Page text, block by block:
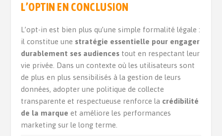
L’OPTIN EN CONCLUSION
L’opt-in est bien plus qu’une simple formalité légale :
il constitue une stratégie essentielle pour engager
durablement ses audiences tout en respectant leur
vie privée. Dans un contexte où les utilisateurs sont
de plus en plus sensibilisés à la gestion de leurs
données, adopter une politique de collecte
transparente et respectueuse renforce la crédibilité
de la marque et améliore les performances
marketing sur le long terme.